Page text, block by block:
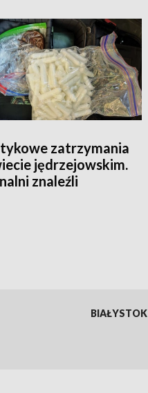
zatrzymania
jędrzejowskim.
znaleźli
BIAŁYSTOK